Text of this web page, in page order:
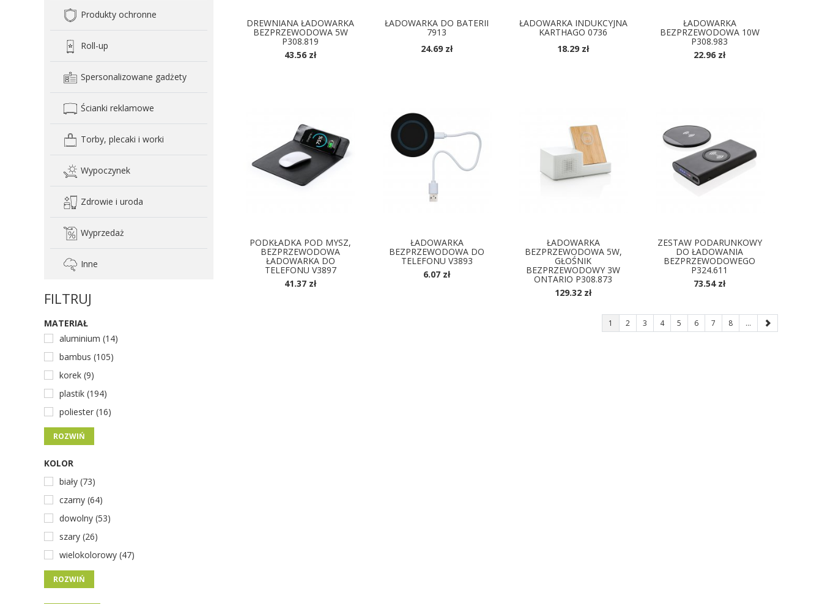
Produkty ochronne
Roll-up
Spersonalizowane gadżety
Ścianki reklamowe
Torby, plecaki i worki
Wypoczynek
Zdrowie i uroda
Wyprzedaż
Inne
FILTRUJ
MATERIAŁ
aluminium (14)
bambus (105)
korek (9)
plastik (194)
poliester (16)
ROZWIŃ
KOLOR
biały (73)
czarny (64)
dowolny (53)
szary (26)
wielokolorowy (47)
ROZWIŃ
DREWNIANA ŁADOWARKA
BEZPRZEWODOWA 5W
P308.819
43.56 zł
ŁADOWARKA DO BATERII
7913
24.69 zł
ŁADOWARKA INDUKCYJNA
KARTHAGO 0736
18.29 zł
ŁADOWARKA
BEZPRZEWODOWA 10W
P308.983
22.96 zł
PODKŁADKA POD MYSZ,
BEZPRZEWODOWA
ŁADOWARKA DO
TELEFONU V3897
41.37 zł
ŁADOWARKA
BEZPRZEWODOWA DO
TELEFONU V3893
6.07 zł
ŁADOWARKA
BEZPRZEWODOWA 5W,
GŁOŚNIK
BEZPRZEWODOWY 3W
ONTARIO P308.873
129.32 zł
ZESTAW PODARUNKOWY
DO ŁADOWANIA
BEZPRZEWODOWEGO
P324.611
73.54 zł
1 2 3 4 5 6 7 8 ...